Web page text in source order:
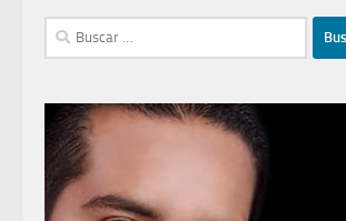
Buscar: